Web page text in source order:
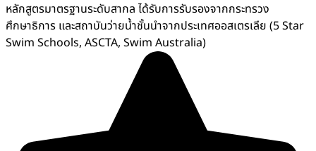
หลักสูตรมาตรฐานระดับสากล ได้รับการรับรองจากกระทรวง
ศึกษาธิการ และสถาบันว่ายน้ำชั้นนำจากประเทศออสเตรเลีย (5 Star
Swim Schools, ASCTA, Swim Australia)